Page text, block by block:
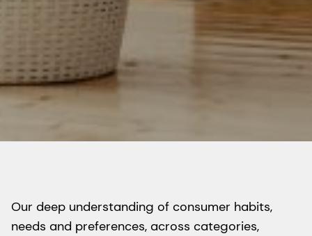
Our deep understanding of consumer habits,
needs and preferences, across categories,